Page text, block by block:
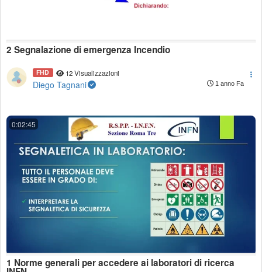
2 Segnalazione di emergenza Incendio
FHD 12 Visualizzazioni
Diego Tagnani 1 anno Fa
0:02:45
1 Norme generali per accedere ai laboratori di ricerca